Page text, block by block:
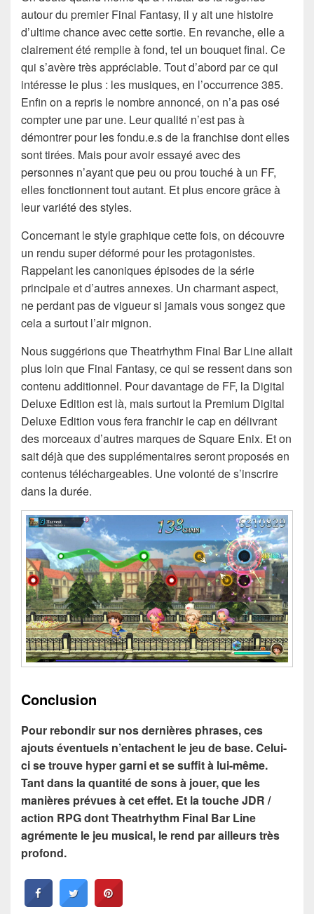
autour du premier Final Fantasy, il y ait une histoire
d’ultime chance avec cette sortie. En revanche, elle a
clairement été remplie à fond, tel un bouquet final. Ce
qui s’avère très appréciable. Tout d’abord par ce qui
intéresse le plus : les musiques, en l’occurrence 385.
Enfin on a repris le nombre annoncé, on n’a pas osé
compter une par une. Leur qualité n’est pas à
démontrer pour les fondu.e.s de la franchise dont elles
sont tirées. Mais pour avoir essayé avec des
personnes n’ayant que peu ou prou touché à un FF,
elles fonctionnent tout autant. Et plus encore grâce à
leur variété des styles.
Concernant le style graphique cette fois, on découvre
un rendu super déformé pour les protagonistes.
Rappelant les canoniques épisodes de la série
principale et d’autres annexes. Un charmant aspect,
ne perdant pas de vigueur si jamais vous songez que
cela a surtout l’air mignon.
Nous suggérions que Theatrhythm Final Bar Line allait
plus loin que Final Fantasy, ce qui se ressent dans son
contenu additionnel. Pour davantage de FF, la Digital
Deluxe Edition est là, mais surtout la Premium Digital
Deluxe Edition vous fera franchir le cap en délivrant
des morceaux d’autres marques de Square Enix. Et on
sait déjà que des supplémentaires seront proposés en
contenus téléchargeables. Une volonté de s’inscrire
dans la durée.
Conclusion
Pour rebondir sur nos dernières phrases, ces
ajouts éventuels n’entachent le jeu de base. Celui-
ci se trouve hyper garni et se suffit à lui-même.
Tant dans la quantité de sons à jouer, que les
manières prévues à cet effet. Et la touche JDR /
action RPG dont Theatrhythm Final Bar Line
agrémente le jeu musical, le rend par ailleurs très
profond.